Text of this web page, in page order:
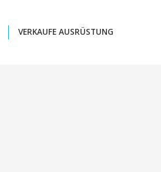
VERKAUFE AUSRÜSTUNG